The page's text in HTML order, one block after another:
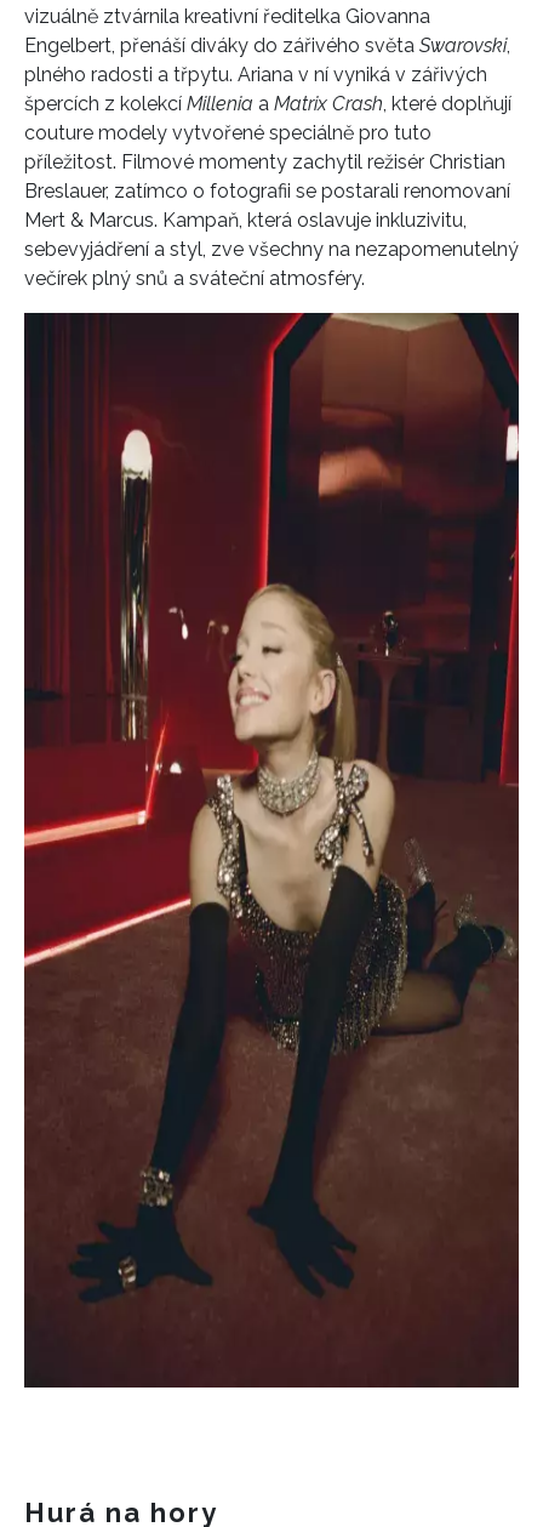
vizuálně ztvárnila kreativní ředitelka Giovanna
Engelbert, přenáší diváky do zářivého světa Swarovski,
plného radosti a třpytu. Ariana v ní vyniká v zářivých
špercích z kolekcí Millenia a Matrix Crash , které doplňují
couture modely vytvořené speciálně pro tuto
příležitost. Filmové momenty zachytil režisér Christian
Breslauer, zatímco o fotografii se postarali renomovaní
Mert & Marcus. Kampaň, která oslavuje inkluzivitu,
sebevyjádření a styl, zve všechny na nezapomenutelný
večírek plný snů a sváteční atmosféry.
Hurá na hory